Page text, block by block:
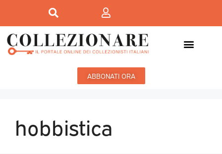
ABBONATI ORA
hobbistica